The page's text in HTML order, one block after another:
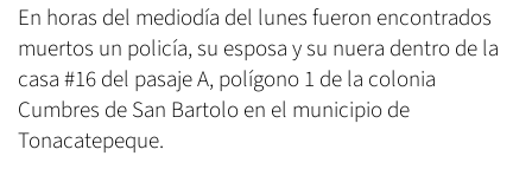
En horas del mediodía del lunes fueron encontrados
muertos un policía, su esposa y su nuera dentro de la
casa #16 del pasaje A, polígono 1 de la colonia
Cumbres de San Bartolo en el municipio de
Tonacatepeque.